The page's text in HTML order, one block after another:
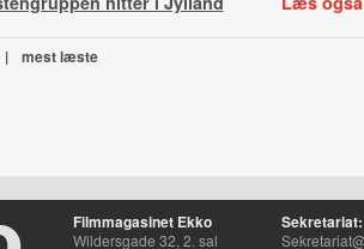
| mest læste
Filmmagasinet Ekko
Wildersgade 32, 2. sal
Sekretariat: